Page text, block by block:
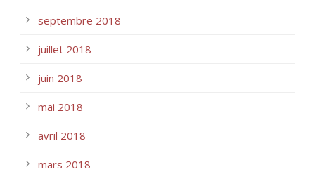
septembre 2018
juillet 2018
juin 2018
mai 2018
avril 2018
mars 2018